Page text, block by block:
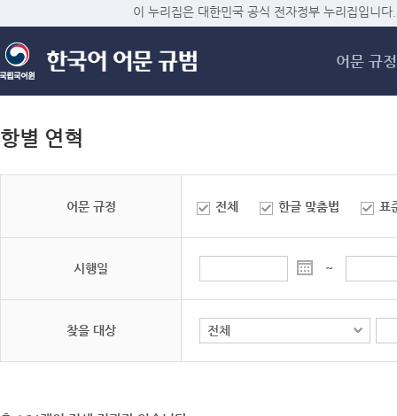
메
이 누리집은 대한민국 공식 전자정부 누리집입니다.
어문 규정
항별 연혁
어문 규정 전체 한글 맞춤법 표
시행일 ~
찾을 대상